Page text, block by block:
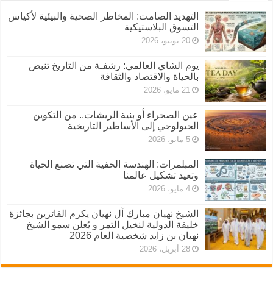
التهديد الصامت: المخاطر الصحية والبيئية لأكياس
التسوق البلاستيكية
20 يونيو، 2026
يوم الشاي العالمي: رشفـة من التاريخ تنبض
بالحياة والاقتصاد والثقافة
21 مايو، 2026
عين الصحراء أو بنية الريشات.. من التكوين
الجيولوجي إلى الأساطير التاريخية
5 مايو، 2026
المبلمرات: الهندسة الخفية التي تصنع الحياة
وتعيد تشكيل عالمنا
4 مايو، 2026
الشيخ نهيان مبارك آل نهيان يكرم الفائزين بجائزة
خليفة الدولية لنخيل التمر و يُعلن سمو الشيخ
نهيان بن زايد شخصية العام 2026
28 أبريل، 2026